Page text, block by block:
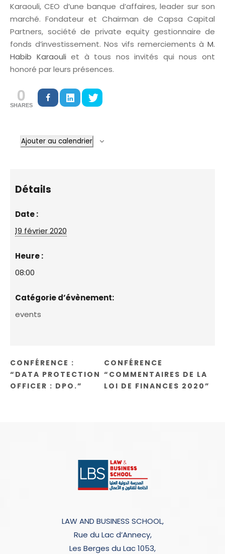
Karaouli, CEO d’une banque d’affaires, leader sur son
marché. Fondateur et Chairman de Capsa Capital
Partners, société de private equity gestionnaire de
fonds d’investissement. Nos vifs remerciements à M.
Habib Karaouli et à tous nos invités qui nous ont
honoré par leurs présences.
0
SHARES
Ajouter au calendrier
Détails
Date :
19 février 2020
Heure :
08:00
Catégorie d’évènement:
events
CONFÉRENCE :
“DATA PROTECTION
OFFICER : DPO.”
CONFÉRENCE
“COMMENTAIRES DE LA
LOI DE FINANCES 2020”
LAW AND BUSINESS SCHOOL,
Rue du Lac d’Annecy,
Les Berges du Lac 1053,